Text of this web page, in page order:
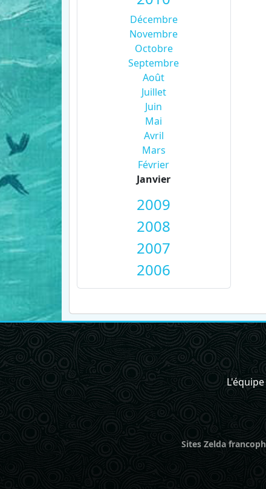
Décembre
Novembre
Octobre
Septembre
Août
Juillet
Juin
Mai
Avril
Mars
Février
Janvier
2009
2008
2007
2006
L'équipe
Sites Zelda